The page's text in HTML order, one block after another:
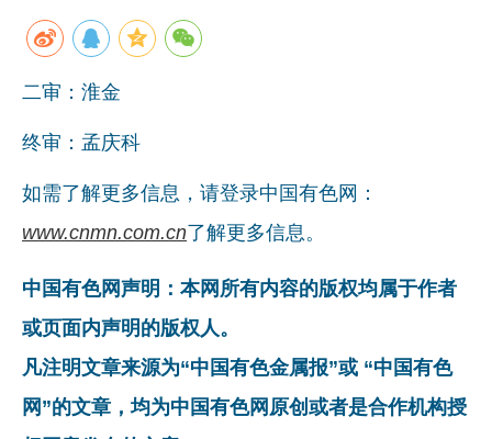
二审：淮金
终审：孟庆科
如需了解更多信息，请登录中国有色网：
www.cnmn.com.cn了解更多信息。
中国有色网声明：本网所有内容的版权均属于作者
或页面内声明的版权人。
凡注明文章来源为“中国有色金属报”或 “中国有色
网”的文章，均为中国有色网原创或者是合作机构授